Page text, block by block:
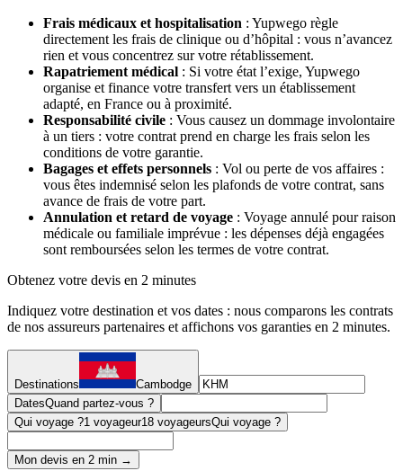
Frais médicaux et hospitalisation : Yupwego règle
directement les frais de clinique ou d’hôpital : vous n’avancez
rien et vous concentrez sur votre rétablissement.
Rapatriement médical : Si votre état l’exige, Yupwego
organise et finance votre transfert vers un établissement
adapté, en France ou à proximité.
Responsabilité civile : Vous causez un dommage involontaire
à un tiers : votre contrat prend en charge les frais selon les
conditions de votre garantie.
Bagages et effets personnels : Vol ou perte de vos affaires :
vous êtes indemnisé selon les plafonds de votre contrat, sans
avance de frais de votre part.
Annulation et retard de voyage : Voyage annulé pour raison
médicale ou familiale imprévue : les dépenses déjà engagées
sont remboursées selon les termes de votre contrat.
Obtenez votre devis en 2 minutes
Indiquez votre destination et vos dates : nous comparons les contrats
de nos assureurs partenaires et affichons vos garanties en 2 minutes.
Destinations
Cambodge
DatesQuand partez-vous ?
Qui voyage ?1 voyageur18 voyageursQui voyage ?
Mon devis en 2 min →